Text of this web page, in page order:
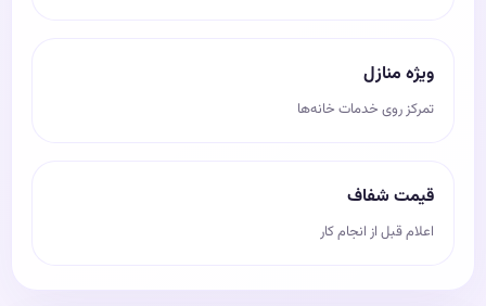
ویژه منازل
تمرکز روی خدمات خانه‌ها
قیمت شفاف
اعلام قبل از انجام کار